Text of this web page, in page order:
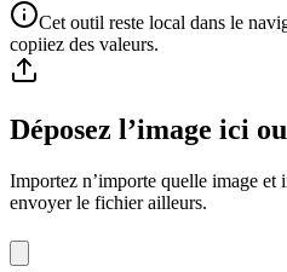
Cet outil reste local dans le
copiiez des valeurs.
Déposez l’image ici
Importez n’importe quelle image et
envoyer le fichier ailleurs.